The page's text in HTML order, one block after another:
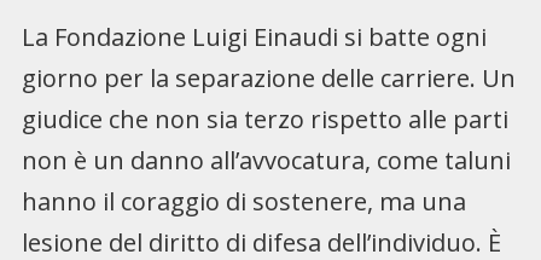
La Fondazione Luigi Einaudi si batte ogni
giorno per la separazione delle carriere. Un
giudice che non sia terzo rispetto alle parti
non è un danno all’avvocatura, come taluni
hanno il coraggio di sostenere, ma una
lesione del diritto di difesa dell’individuo. È